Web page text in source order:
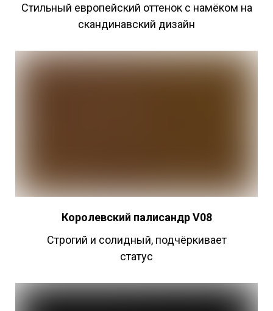
Стильный европейский оттенок с намёком на
скандинавский дизайн
Королевский палисандр V08
Строгий и солидный, подчёркивает
статус